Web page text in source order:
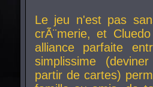
Le jeu n'est pas
crÃ¨merie, et
alliance parfaite
simplissime
partir de cartes)